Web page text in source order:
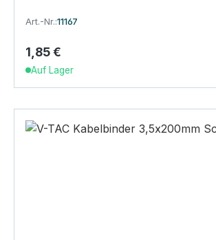
Art.-Nr.:11167
Regulärer Preis:
1,85 €
Auf Lager